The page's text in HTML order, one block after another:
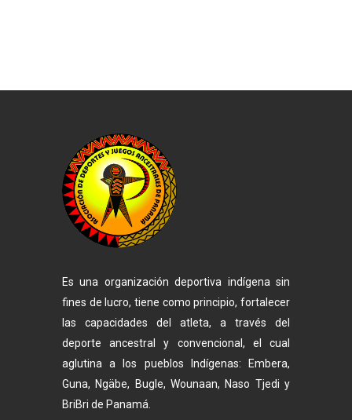
Es una organización deportiva indígena sin
fines de lucro, tiene como principio, fortalecer
las capacidades del atleta, a través del
deporte ancestral y convencional, el cual
aglutina a los pueblos Indígenas: Embera,
Guna, Ngäbe, Bugle, Wounaan, Naso Tjedi y
BriBri de Panamá.